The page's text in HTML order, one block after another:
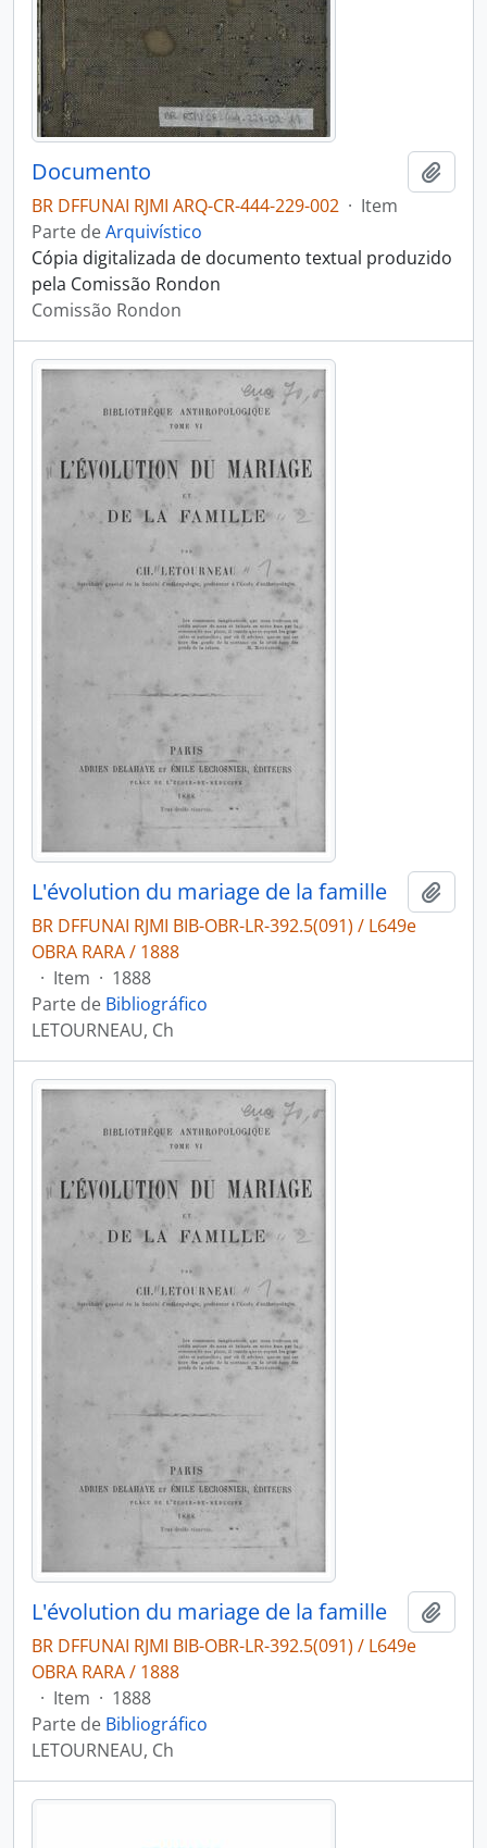
Documento
BR DFFUNAI RJMI ARQ-CR-444-229-002 · Item
Parte deArquivístico
Cópia digitalizada de documento textual produzido
pela Comissão Rondon
Comissão Rondon
L'évolution du mariage de la famille
BR DFFUNAI RJMI BIB-OBR-LR-392.5(091) / L649e
OBRA RARA / 1888
· Item · 1888
Parte de Bibliográfico
LETOURNEAU, Ch
L'évolution du mariage de la famille
BR DFFUNAI RJMI BIB-OBR-LR-392.5(091) / L649e
OBRA RARA / 1888
· Item · 1888
Parte de Bibliográfico
LETOURNEAU, Ch